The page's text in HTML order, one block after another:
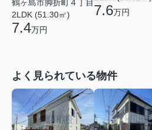
鶴ヶ島市脚折町４丁目
2LDK (51.30㎡)
7.4万円
7.6万円
よく見られている物件